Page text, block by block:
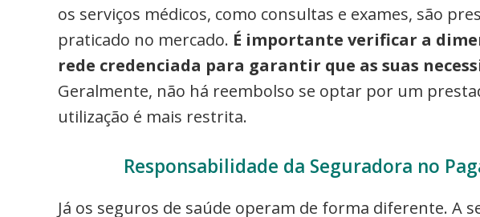
os serviços médicos, como consultas e exames, são
praticado no mercado. É importante verificar a
rede credenciada para garantir que as suas
Geralmente, não há reembolso se optar por um
utilização é mais restrita.
Responsabilidade da Seguradora no
Já os seguros de saúde operam de forma diferente. A